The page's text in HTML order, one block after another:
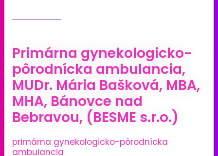
Primárna gynekologicko-
pôrodnícka ambulancia,
MUDr. Mária Bašková, MBA,
MHA, Bánovce nad
Bebravou, (BESME s.r.o.)
primárna gynekologicko-pôrodnícka
ambulancia